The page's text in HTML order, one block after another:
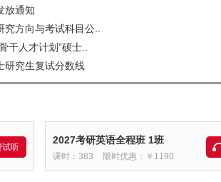
放通知
方向与考试科目公..
人才计划”硕士..
研究生复试分数线
试听
2027考研英语全程班 1班
课时：383 限时优惠：￥1190